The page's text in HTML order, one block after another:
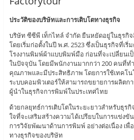
ประวัติของบริษัทและการเติบโตทางธุรกิจ
บริษัท ซีซีพี เท็กไทล์ จำกัด ยืนหยัดอยู่ในธุรกิ
โดยเริ่มก่อตั้งในปี พ.ศ. 2523 ซึ่งเป็นธุรกิจที่เริ่
โรงงานพิมพ์ผ้าแบบพิมพ์มือ ก่อนที่จะเปลี่ยนเ
ในปัจจุบัน โดยมีพนักงานมากกว่า 200 คนที่ทำ
คุณภาพและมีประสิทธิภาพ โดยการใช้เทคโ
ระบบคอมพิวเตอร์ให้สามารถขยายการผลิตก
ผู้นำในธุรกิจการพิมพ์ในประเทศไทย
ด้วยกลยุทธ์การเติบโตในระยะยาวสำหรับธุร
ใจที่จะเสริมสร้างความได้เปรียบในการแข่งขั
การวิจัยพัฒนาด้านการพิมพ์ อย่างต่อเนื่อง เพื่
ทางธุรกิจของบริษัท